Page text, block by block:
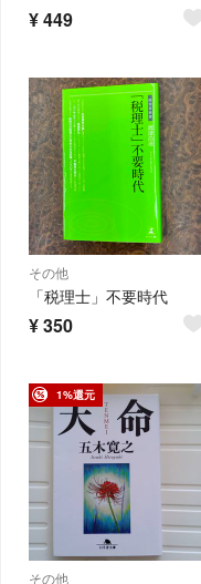
¥449
その他
「税理士」不要時代
¥350
1%還元
その他